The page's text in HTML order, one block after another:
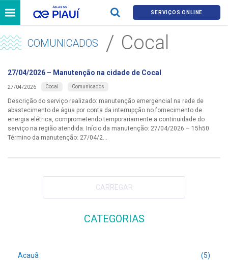
SERVIÇOS ONLINE
COMUNICADOS Cocal
27/04/2026 – Manutenção na cidade de Cocal
27/04/2026 Cocal Comunicados
Descrição do serviço realizado: manutenção emergencial na rede de
abastecimento de água por conta da interrupção no fornecimento de
energia elétrica, comprometendo temporariamente a continuidade do
serviço na região atendida. Início da manutenção: 27/04/2026 – 15h50
Término da manutenção: 27/04/2...
CARREGAR
CATEGORIAS
Acauã (5)